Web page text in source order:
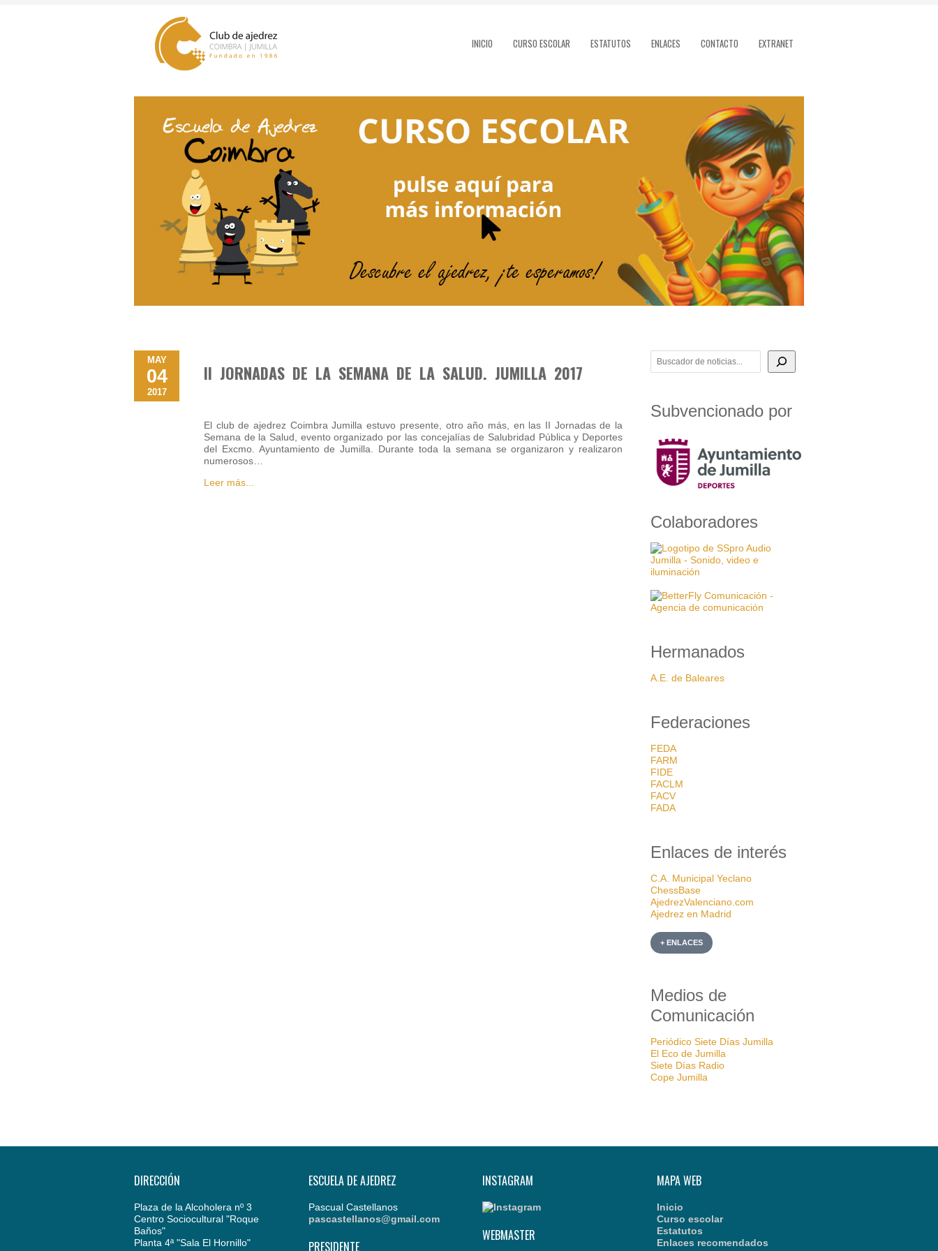
INICIO CURSO ESCOLAR ESTATUTOS ENLACES CONTACTO EXTRANET
MAY
04
2017
II JORNADAS DE LA SEMANA DE LA SALUD. JUMILLA 2017
El club de ajedrez Coimbra Jumilla estuvo presente, otro año más, en las II Jornadas de la
Semana de la Salud, evento organizado por las concejalías de Salubridad Pública y Deportes
del Excmo. Ayuntamiento de Jumilla. Durante toda la semana se organizaron y realizaron
numerosos…
Leer más...
BUSCADOR DE NOTICIAS
Subvencionado por
Colaboradores
Hermanados
A.E. de Baleares
Federaciones
FEDA
FARM
FIDE
FACLM
FACV
FADA
Enlaces de interés
C.A. Municipal Yeclano
ChessBase
AjedrezValenciano.com
Ajedrez en Madrid
+ ENLACES
Medios de
Comunicación
Periódico Siete Días Jumilla
El Eco de Jumilla
Siete Días Radio
Cope Jumilla
DIRECCIÓN
Plaza de la Alcoholera nº 3
Centro Sociocultural "Roque
Baños"
Planta 4ª "Sala El Hornillo"
ESCUELA DE AJEDREZ
Pascual Castellanos
pascastellanos@gmail.com
PRESIDENTE
INSTAGRAM
WEBMASTER
MAPA WEB
Inicio
Curso escolar
Estatutos
Enlaces recomendados